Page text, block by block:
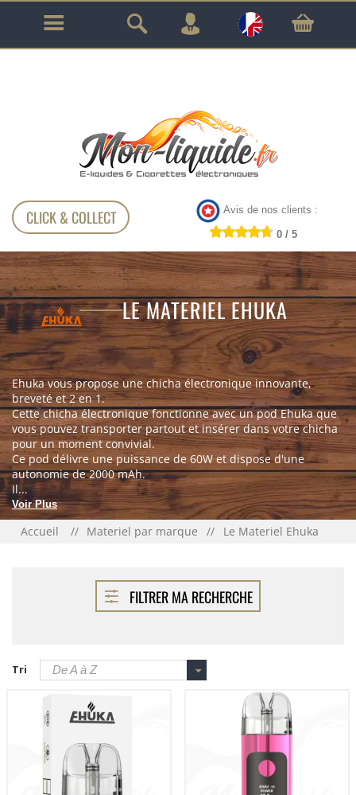
GARANTIE À VIE SUR TOUT LE MATÉRIEL
!!!
CLICK & COLLECT Avis de nos clients :
0 / 5
LE MATERIEL EHUKA
Ehuka vous propose une chicha électronique innovante,
breveté et 2 en 1.
Cette chicha électronique fonctionne avec un pod Ehuka que
vous pouvez transporter partout et insérer dans votre chicha
pour un moment convivial.
Ce pod délivre une puissance de 60W et dispose d'une
autonomie de 2000 mAh.
Il...
Voir Plus
Accueil Materiel par marque Le Materiel Ehuka
FILTRER MA RECHERCHE
Tri De A à Z